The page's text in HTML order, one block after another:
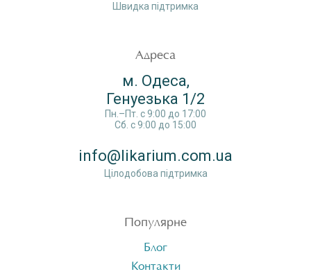
Швидка пiдтримка
Адреса
м. Одеса,
Генуезька 1/2
Пн.–Пт. c 9:00 до 17:00
Сб. c 9:00 до 15:00
info@likarium.com.ua
Цілодобова підтримка
Популярне
Блог
Контакти